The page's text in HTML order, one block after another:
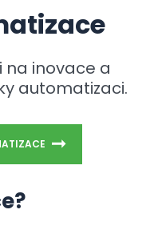
na inovace a
automatizaci.